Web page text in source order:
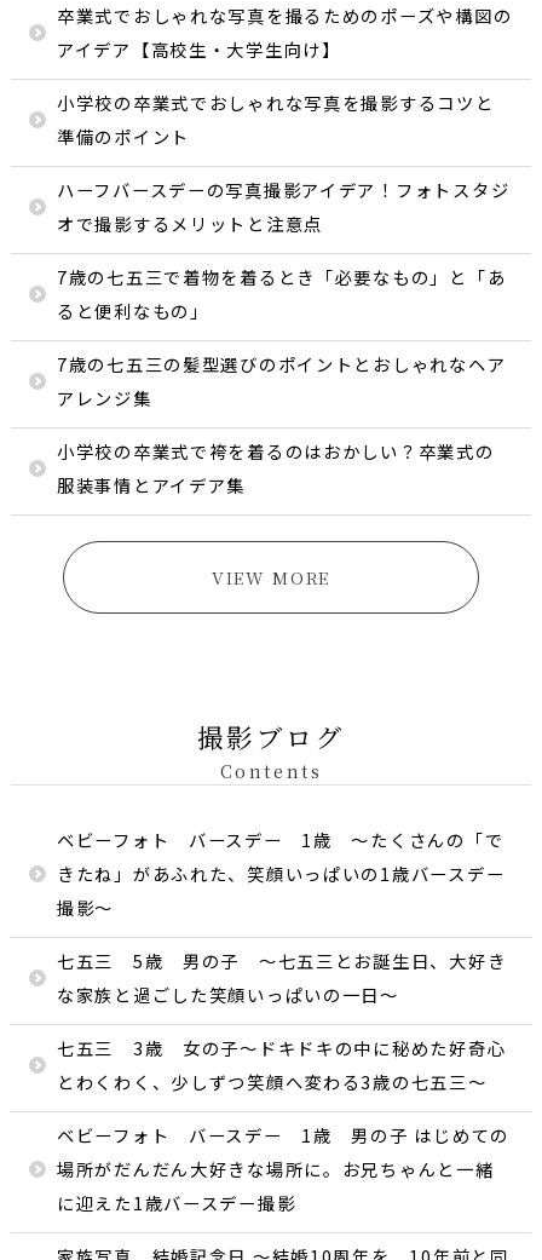
卒業式でおしゃれな写真を撮るためのポーズや構図の
アイデア【高校生・大学生向け】
小学校の卒業式でおしゃれな写真を撮影するコツと
準備のポイント
ハーフバースデーの写真撮影アイデア！フォトスタジ
オで撮影するメリットと注意点
7歳の七五三で着物を着るとき「必要なもの」と「あ
ると便利なもの」
7歳の七五三の髪型選びのポイントとおしゃれなヘア
アレンジ集
小学校の卒業式で袴を着るのはおかしい？卒業式の
服装事情とアイデア集
VIEW MORE
撮影ブログ
Contents
ベビーフォト バースデー 1歳 〜たくさんの「で
きたね」があふれた、笑顔いっぱいの1歳バースデー
撮影〜
七五三 5歳 男の子 〜七五三とお誕生日、大好き
な家族と過ごした笑顔いっぱいの一日〜
七五三 3歳 女の子〜ドキドキの中に秘めた好奇心
とわくわく、少しずつ笑顔へ変わる3歳の七五三〜
ベビーフォト バースデー 1歳 男の子 はじめての
場所がだんだん大好きな場所に。お兄ちゃんと一緒
に迎えた1歳バースデー撮影